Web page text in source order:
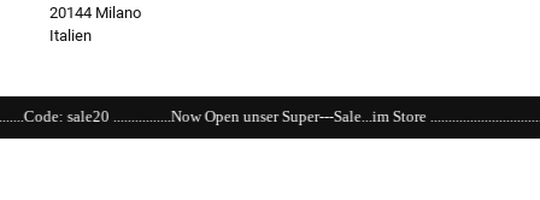
20144 Milano
Italien
Open unser Super---Sale...im Store